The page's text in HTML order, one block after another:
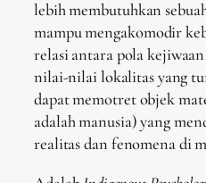
lebih membutuhkan
mampu mengakomodir
relasi antara pola
nilai-nilai lokalitas yang
dapat memotret objek
adalah manusia) yang
realitas dan fenomena di